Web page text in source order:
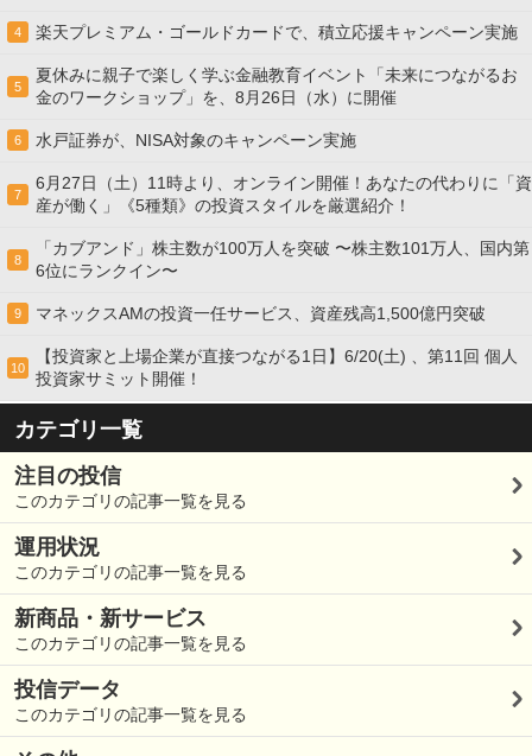
4 楽天プレミアム・ゴールドカードで、積立応援キャンペーン実施
5
夏休みに親子で楽しく学ぶ金融教育イベント「未来につながるお
金のワークショップ」を、8月26日（水）に開催
6 水戸証券が、NISA対象のキャンペーン実施
7
6月27日（土）11時より、オンライン開催！あなたの代わりに「資
産が働く」《5種類》の投資スタイルを厳選紹介！
8
「カブアンド」株主数が100万人を突破 〜株主数101万人、国内第
6位にランクイン〜
9 マネックスAMの投資一任サービス、資産残高1,500億円突破
10
【投資家と上場企業が直接つながる1日】6/20(土) 、第11回 個人
投資家サミット開催！
カテゴリ一覧
注目の投信
このカテゴリの記事一覧を見る
運用状況
このカテゴリの記事一覧を見る
新商品・新サービス
このカテゴリの記事一覧を見る
投信データ
このカテゴリの記事一覧を見る